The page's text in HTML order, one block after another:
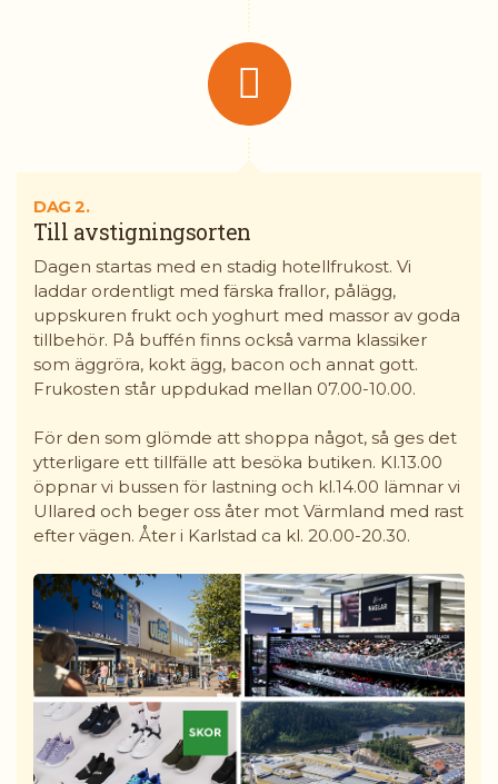
DAG 2.
Till avstigningsorten
Dagen startas med en stadig hotellfrukost. Vi
laddar ordentligt med färska frallor, pålägg,
uppskuren frukt och yoghurt med massor av goda
tillbehör. På buffén finns också varma klassiker
som äggröra, kokt ägg, bacon och annat gott.
Frukosten står uppdukad mellan 07.00-10.00.
För den som glömde att shoppa något, så ges det
ytterligare ett tillfälle att besöka butiken. Kl.13.00
öppnar vi bussen för lastning och kl.14.00 lämnar vi
Ullared och beger oss åter mot Värmland med rast
efter vägen. Åter i Karlstad ca kl. 20.00-20.30.